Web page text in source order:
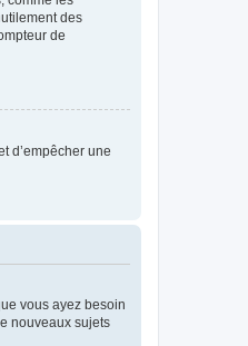
des
de
d’empêcher une
vous ayez besoin
nouveaux sujets